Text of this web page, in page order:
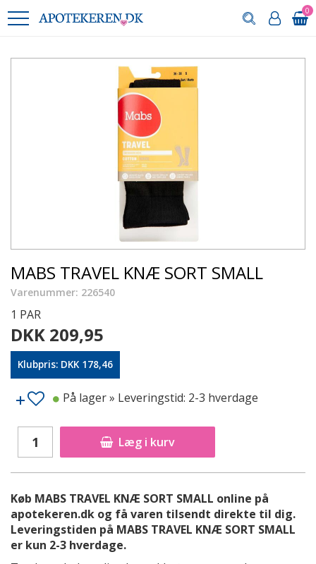
0
MABS TRAVEL KNÆ SORT SMALL
Varenummer: 226540
1 PAR
DKK 209,95
Klubpris: DKK 178,46
Læg i kurv
På lager» Leveringstid: 2-3 hverdage
Køb MABS TRAVEL KNÆ SORT SMALL online på
apotekeren.dk og få varen tilsendt direkte til dig.
Leveringstiden på MABS TRAVEL KNÆ SORT SMALL
er kun 2-3 hverdage.